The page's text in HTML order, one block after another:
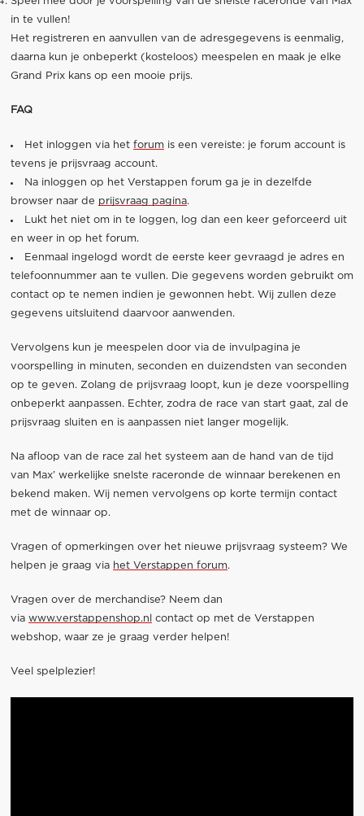
in te vullen!
Het registreren en aanvullen van de adresgegevens is eenmalig,
daarna kun je onbeperkt (kosteloos) meespelen en maak je elke
Grand Prix kans op een mooie prijs.
FAQ
Het inloggen via het forumis een vereiste: je forum account is
tevens je prijsvraag account.
Na inloggen op het Verstappen forum ga je in dezelfde
browser naar de prijsvraag pagina.
Lukt het niet om in te loggen, log dan een keer geforceerd uit
en weer in op het forum.
Eenmaal ingelogd wordt de eerste keer gevraagd je adres en
telefoonnummer aan te vullen. Die gegevens worden gebruikt om
contact op te nemen indien je gewonnen hebt. Wij zullen deze
gegevens uitsluitend daarvoor aanwenden.
Vervolgens kun je meespelen door via de invulpagina je
voorspelling in minuten, seconden en duizendsten van seconden
op te geven. Zolang de prijsvraag loopt, kun je deze voorspelling
onbeperkt aanpassen. Echter, zodra de race van start gaat, zal de
prijsvraag sluiten en is aanpassen niet langer mogelijk.
Na afloop van de race zal het systeem aan de hand van de tijd
van Max’ werkelijke snelste raceronde de winnaar berekenen en
bekend maken. Wij nemen vervolgens op korte termijn contact
met de winnaar op.
Vragen of opmerkingen over het nieuwe prijsvraag systeem? We
helpen je graag via het Verstappen forum.
Vragen over de merchandise? Neem dan
via www.verstappenshop.nl
contact op met de Verstappen
webshop, waar ze je graag verder helpen!
Veel spelplezier!